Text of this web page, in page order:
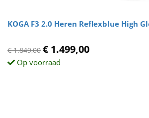
KOGA F3 2.0 Heren Reflexblue High
€ 1.849,00 € 1.499,00
Op voorraad